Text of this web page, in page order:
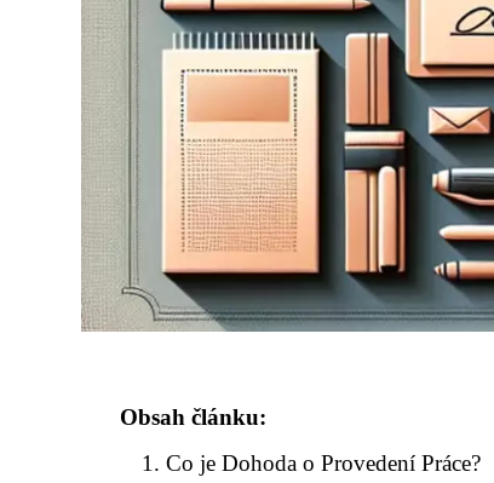
Obsah článku:
Co je Dohoda o Provedení Práce?